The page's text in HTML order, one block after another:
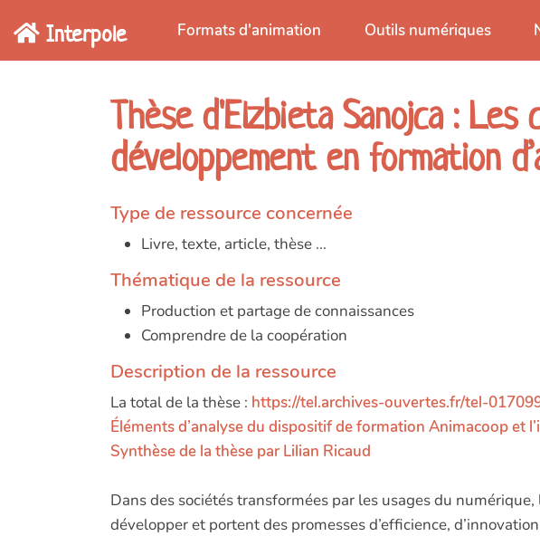
Aller au contenu principal
Interpole Formats d'animation Outils numériques
Thèse d'Elzbieta Sanojca :
développement en formation
Type de ressource concernée
Livre, texte, article, thèse ...
Thématique de la ressource
Production et partage de connaissances
Comprendre de la coopération
Description de la ressource
La total de la thèse : https://tel.archives-ouvertes.fr/tel-
Éléments d’analyse du dispositif de formation Animacoop et
Synthèse de la thèse par Lilian Ricaud
Dans des sociétés transformées par les usages du
développer et portent des promesses d’efficience,